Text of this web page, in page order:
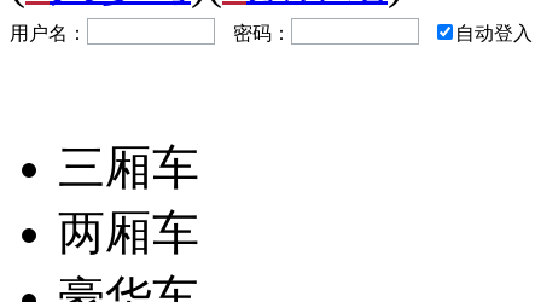
用户名： 密码： 自动登入
三厢车
两厢车